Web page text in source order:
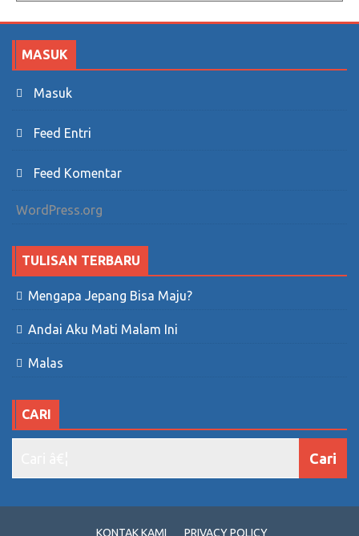
MASUK
Masuk
Feed Entri
Feed Komentar
WordPress.org
TULISAN TERBARU
Mengapa Jepang Bisa Maju?
Andai Aku Mati Malam Ini
Malas
CARI
KONTAK KAMI PRIVACY POLICY